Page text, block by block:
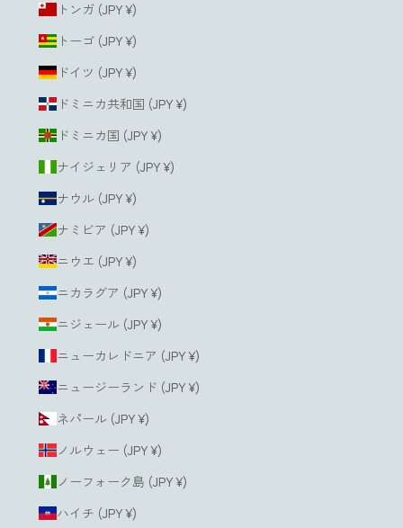
トンガ (JPY ¥)
トーゴ (JPY ¥)
ドイツ (JPY ¥)
ドミニカ共和国 (JPY ¥)
ドミニカ国 (JPY ¥)
ナイジェリア (JPY ¥)
ナウル (JPY ¥)
ナミビア (JPY ¥)
ニウエ (JPY ¥)
ニカラグア (JPY ¥)
ニジェール (JPY ¥)
ニューカレドニア (JPY ¥)
ニュージーランド (JPY ¥)
ネパール (JPY ¥)
ノルウェー (JPY ¥)
ノーフォーク島 (JPY ¥)
ハイチ (JPY ¥)